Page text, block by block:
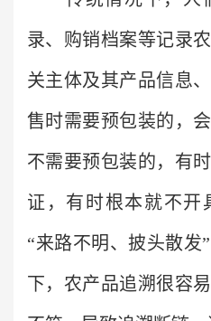
录、购销档案等记录
关主体及其产品信息
售时需要预包装的，
不需要预包装的，有
证，有时根本就不开
“来路不明、披头散发
下，农产品追溯很容